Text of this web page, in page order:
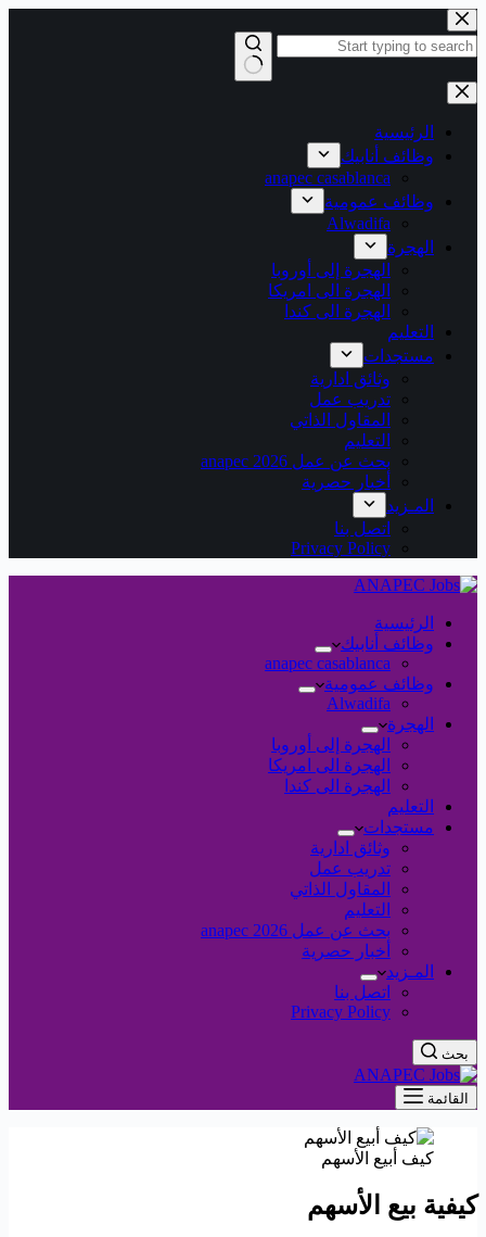
التجاوز
إلى
المحتوى
نتائج
الرئيسية
وظائف أنابيك
anapec casablanca
وظائف عمومية
Alwadifa
الهجرة
الهجرة إلى أوروبا
الهجرة الى امريكا
الهجرة الى كندا
التعليم
مستجدات
وثائق ادارية
تدريب عمل
المقاول الذاتي
التعليم
بحث عن عمل 2026 anapec
أخبار حصرية
المـزيد
اتصل بنا
Privacy Policy
الرئيسية
وظائف أنابيك
anapec casablanca
وظائف عمومية
Alwadifa
الهجرة
الهجرة إلى أوروبا
الهجرة الى امريكا
الهجرة الى كندا
التعليم
مستجدات
وثائق ادارية
تدريب عمل
المقاول الذاتي
التعليم
بحث عن عمل 2026 anapec
أخبار حصرية
المـزيد
اتصل بنا
Privacy Policy
بحث
القائمة
كيف أبيع الأسهم
كيفية بيع الأسهم